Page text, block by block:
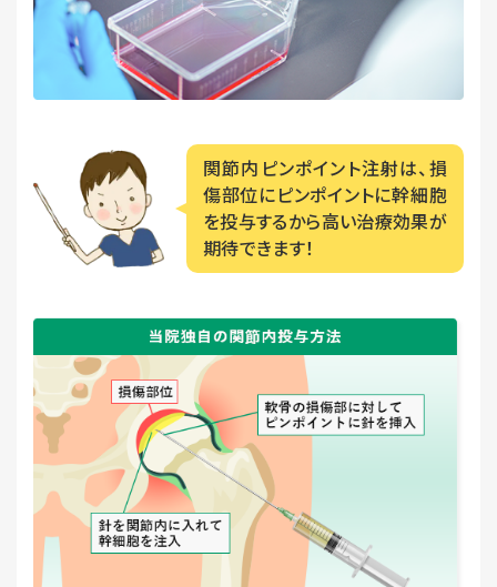
関節内ピンポイント注射は、損
傷部位にピンポイントに幹細胞
を投与するから高い治療効果が
期待できます！